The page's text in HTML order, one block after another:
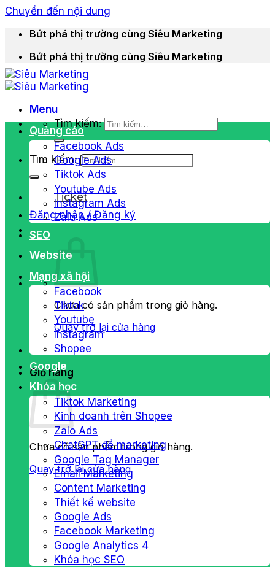
Chuyển đến nội dung
Bứt phá thị trường cùng Siêu Marketing
Bứt phá thị trường cùng Siêu Marketing
Menu
Tìm kiếm:
Tìm kiếm:
Ticket
Đăng nhập / Đăng ký
Chưa có sản phẩm trong giỏ hàng.
Quay trở lại cửa hàng
Giỏ hàng
Chưa có sản phẩm trong giỏ hàng.
Quay trở lại cửa hàng
Quảng cáo
Facebook Ads
Google Ads
Tiktok Ads
Youtube Ads
Instagram Ads
Zalo Ads
SEO
Website
Mạng xã hội
Facebook
Tiktok
Youtube
Instagram
Shopee
Google
Khóa học
Tiktok Marketing
Kinh doanh trên Shopee
Zalo Ads
ChatGPT để marketing
Google Tag Manager
Email Marketing
Content Marketing
Thiết kế website
Google Ads
Facebook Marketing
Google Analytics 4
Khóa học SEO